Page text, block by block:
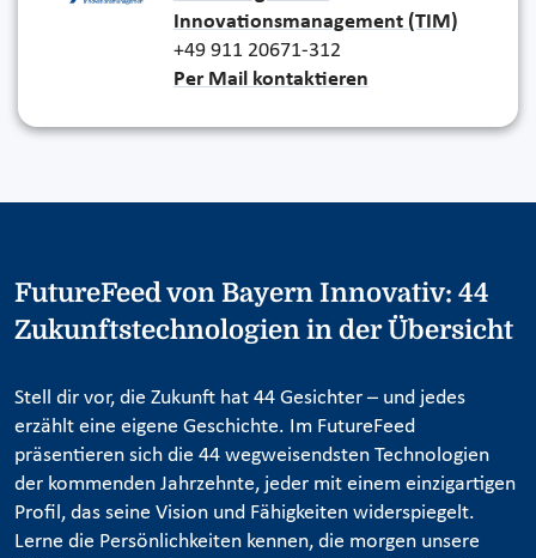
Innovationsmanagement (TIM)
+49 911 20671-312
Per Mail kontaktieren
FutureFeed von Bayern Innovativ: 44
Zukunftstechnologien in der Übersicht
Stell dir vor, die Zukunft hat 44 Gesichter – und jedes
erzählt eine eigene Geschichte. Im FutureFeed
präsentieren sich die 44 wegweisendsten Technologien
der kommenden Jahrzehnte, jeder mit einem einzigartigen
Profil, das seine Vision und Fähigkeiten widerspiegelt.
Lerne die Persönlichkeiten kennen, die morgen unsere